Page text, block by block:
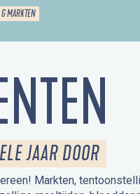
MARKTEN
JAAR DOOR
Markten,